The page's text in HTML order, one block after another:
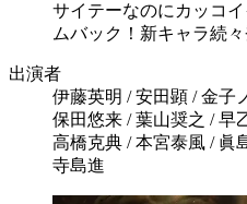
サイテーなのにカッコ
ムバック！新キャラ続
出演者
伊藤英明 / 安田顕 / 金子
保田悠来 / 葉山奨之 / 早
高橋克典 / 本宮泰風 / 眞
寺島進